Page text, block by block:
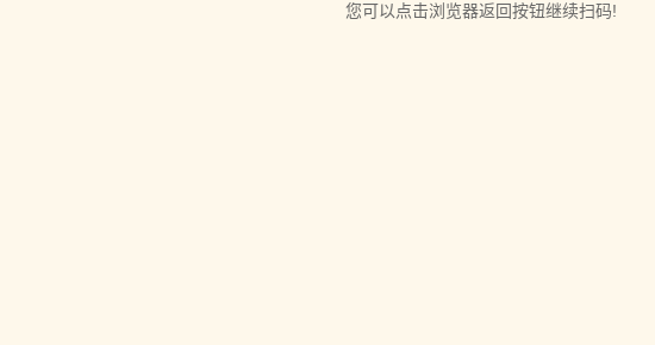
您可以点击浏览器返回按钮继续扫码!